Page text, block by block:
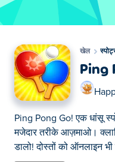
खेल
Ping
Ping Pong Go! एक धांसू
मजेदार तरीके आज़माओ।
डालो! दोस्तों को ऑनलाइन